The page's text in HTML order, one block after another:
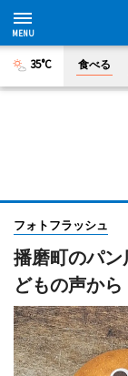
35°C 食べる
フォトフラッシュ
播磨町のパ
どもの声か